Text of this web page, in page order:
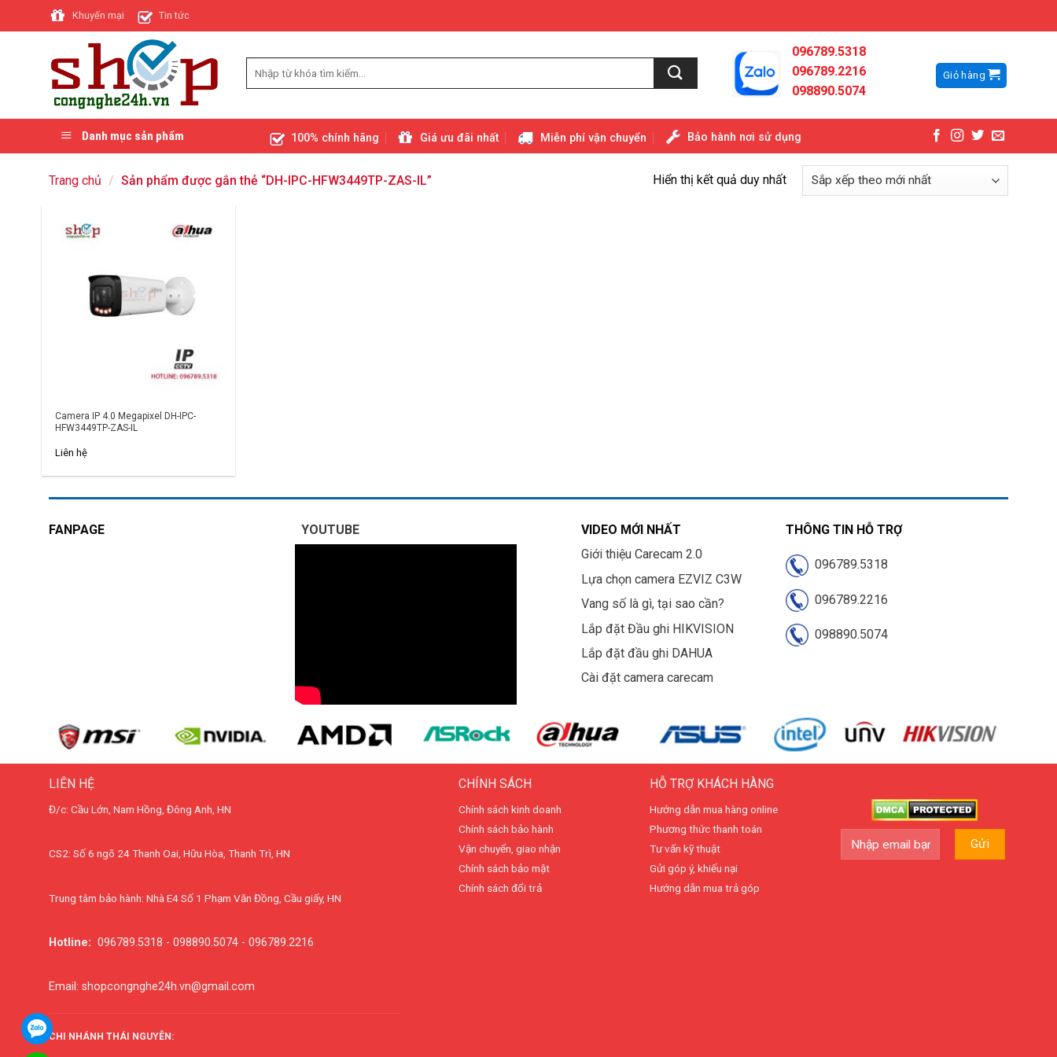
to
Khuyến mại Tin tức
096789.5318
096789.2216
098890.5074
Giỏ hàng
Danh mục sản phẩm 100% chính hãng Giá ưu đãi nhất Miễn phí vận chuyển Bảo hành nơi sử dụng
Trang chủ / Sản phẩm được gắn thẻ “DH-IPC-HFW3449TP-ZAS-IL” Hiển thị kết quả duy nhất
Camera IP 4.0 Megapixel DH-IPC-
HFW3449TP-ZAS-IL
Liên hệ
FANPAGE YOUTUBE
VIDEO MỚI NHẤT
Giới thiệu Carecam 2.0
Lựa chọn camera EZVIZ C3W
Vang số là gì, tại sao cần?
Lắp đặt Đầu ghi HIKVISION
Lắp đặt đầu ghi DAHUA
Cài đặt camera carecam
THÔNG TIN HỖ TRỢ
096789.5318
096789.2216
098890.5074
LIÊN HỆ
Đ/c: Cầu Lớn, Nam Hồng, Đông Anh, HN
CS2: Số 6 ngõ 24 Thanh Oai, Hữu Hòa, Thanh Trì, HN
Trung tâm bảo hành: Nhà E4 Số 1 Phạm Văn Đồng, Cầu giấy, HN
Hotline: 096789.5318 - 098890.5074 - 096789.2216
Email: shopcongnghe24h.vn@gmail.com
CHI NHÁNH THÁI NGUYÊN:
CHÍNH SÁCH
Chính sách kinh doanh
Chính sách bảo hành
Vận chuyển, giao nhận
Chính sách bảo mật
Chính sách đổi trả
HỖ TRỢ KHÁCH HÀNG
Hướng dẫn mua hàng online
Phương thức thanh toán
Tư vấn kỹ thuật
Gửi góp ý, khiếu nại
Hướng dẫn mua trả góp